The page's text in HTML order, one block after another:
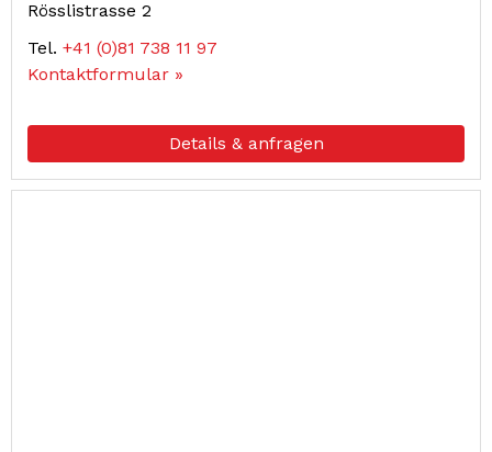
Rösslistrasse 2
Tel. +41 (0)81 738 11 97
Kontaktformular »
Details & anfragen